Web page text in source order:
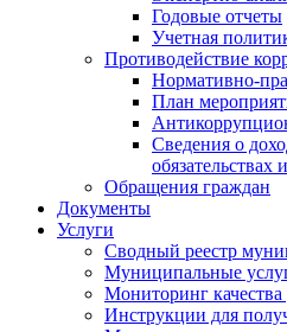
Годовые отчеты
Учетная
Противодействие
Нормативно-
План
Сведения о
обязательствах
Обращения граждан
Документы
Услуги
Сводный реестр
Муниципальные
Мониторинг качества
Инструкции для